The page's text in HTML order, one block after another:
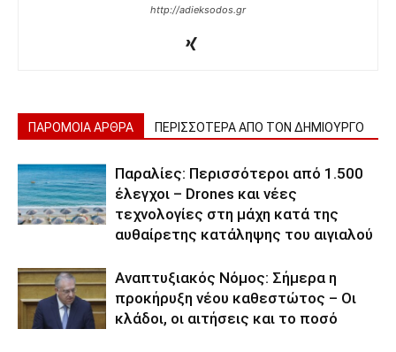
http://adieksodos.gr
ΠΑΡΟΜΟΙΑ ΑΡΘΡΑ ΠΕΡΙΣΣΟΤΕΡΑ ΑΠΟ ΤΟΝ ΔΗΜΙΟΥΡΓΟ
Παραλίες: Περισσότεροι από 1.500
έλεγχοι – Drones και νέες
τεχνολογίες στη μάχη κατά της
αυθαίρετης κατάληψης του αιγιαλού
Αναπτυξιακός Νόμος: Σήμερα η
προκήρυξη νέου καθεστώτος – Οι
κλάδοι, οι αιτήσεις και το ποσό